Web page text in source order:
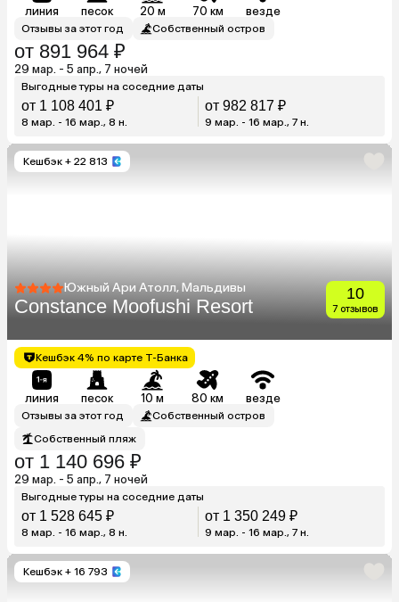
линия песок 20 м 70 км везде
Отзывы за этот год Собственный остров
от 891 964 ₽
29 мар. - 5 апр., 7 ночей
Выгодные туры на соседние даты
от 1 108 401 ₽
8 мар. - 16 мар., 8 н.
от 982 817 ₽
9 мар. - 16 мар., 7 н.
Кешбэк + 22 813
Южный Ари Атолл, Мальдивы
Constance Moofushi Resort
10
7 отзывов
Кешбэк 4% по карте Т-Банка
линия песок 10 м 80 км везде
Отзывы за этот год
Собственный остров
Собственный пляж
от 1 140 696 ₽
29 мар. - 5 апр., 7 ночей
Выгодные туры на соседние даты
от 1 528 645 ₽
8 мар. - 16 мар., 8 н.
от 1 350 249 ₽
9 мар. - 16 мар., 7 н.
Кешбэк + 16 793